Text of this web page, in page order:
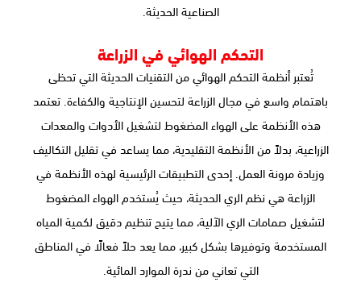
الصناعية الحديثة.
التحكم الهوائي في الزراعة
تُعتبر أنظمة التحكم الهوائي من التقنيات الحديثة التي تحظى
باهتمام واسع في مجال الزراعة لتحسين الإنتاجية والكفاءة. تعتمد
هذه الأنظمة على الهواء المضغوط لتشغيل الأدوات والمعدات
الزراعية، بدلاً من الأنظمة التقليدية، مما يساعد في تقليل التكاليف
وزيادة مرونة العمل. إحدى التطبيقات الرئيسية لهذه الأنظمة في
الزراعة هي نظم الري الحديثة، حيث يُستخدم الهواء المضغوط
لتشغيل صمامات الري الآلية، مما يتيح تنظيم دقيق لكمية المياه
المستخدمة وتوفيرها بشكل كبير، مما يعد حلاً فعالًا في المناطق
التي تعاني من ندرة الموارد المائية.